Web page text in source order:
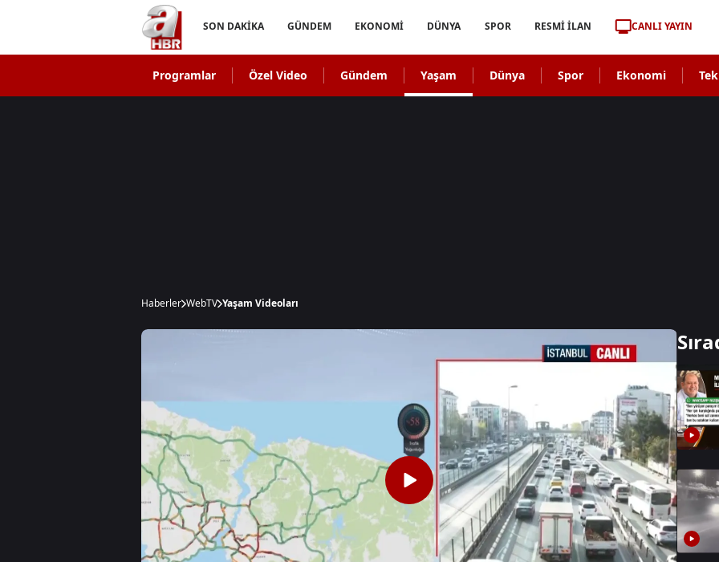
SON DAKİKA GÜNDEM EKONOMİ DÜNYA SPOR RESMİ İLAN CANLI YAYIN
Programlar Özel Video Gündem Yaşam Dünya Spor Ekonomi
Haberler WebTV Yaşam Videoları